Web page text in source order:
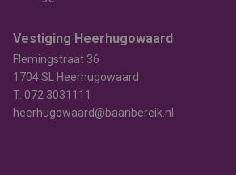
Vestiging Heerhugowaard
Flemingstraat 36
1704 SL Heerhugowaard
T. 072 3031111
heerhugowaard@baanbereik.nl